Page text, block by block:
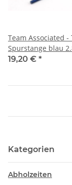
Team Associated -
Spurstange blau
1417)
19,20 € *
Kategorien
Abholzeiten